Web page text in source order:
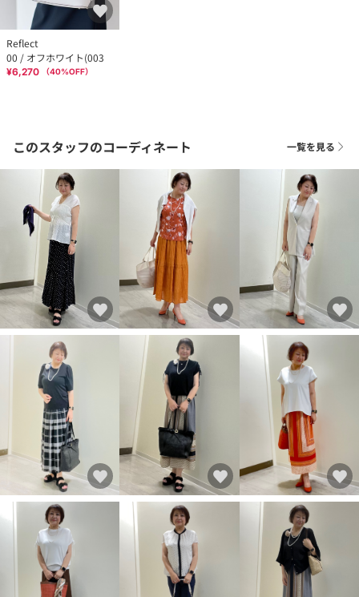
Reflect
00 / オフホワイト(003
¥6,270 （40%OFF）
このスタッフのコーディネート 一覧を見る